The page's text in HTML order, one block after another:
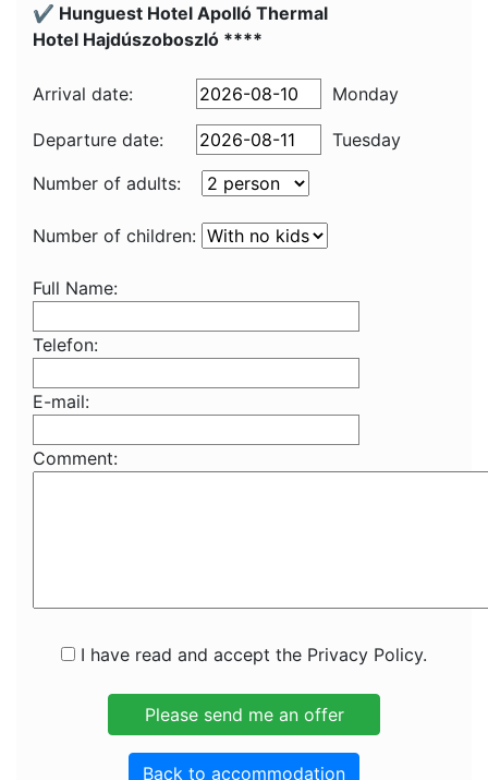
✔️ Hunguest Hotel Apolló Thermal
Hotel Hajdúszoboszló ****
Arrival date: Monday
Departure date:
Tuesday
Number of adults:
Number of children:
Full Name:
Telefon:
E-mail:
Comment:
I have read and accept the Privacy Policy.
Back to accommodation